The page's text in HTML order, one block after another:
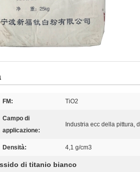
FM: TiO2
Campo di
applicazione:
Industria ecc della pittura,
Densità: 4,1 g/cm3
di titanio bianco